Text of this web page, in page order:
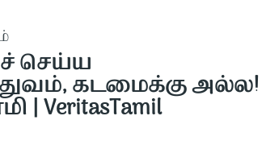
செய்ய
கடமைக்கு அல்ல!
| VeritasTamil